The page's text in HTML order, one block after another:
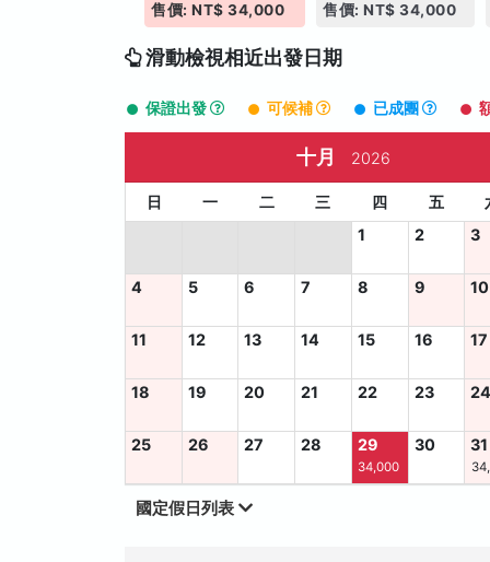
售價: NT$ 34,000 售價: NT$ 34,000
滑動檢視相近出發日期
保證出發 可候補 已成團
十月 2026
日 一 二 三 四 五
1
2 3
4 5 6 7 8 9 10
11 12 13 14 15 16 17
18 19 20 21 22 23
25 26 27 28 29
34,000
30 31
國定假日列表